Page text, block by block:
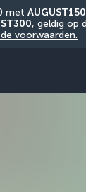
met AUGUST150
voorwaarden.